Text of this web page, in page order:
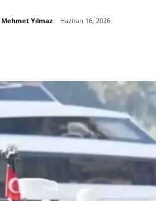
Mehmet Yılmaz Haziran 16, 2026